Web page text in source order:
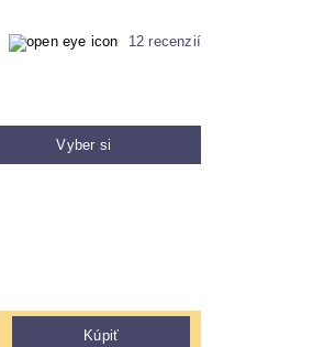
12 recenzií
Vyber si
Kúpiť